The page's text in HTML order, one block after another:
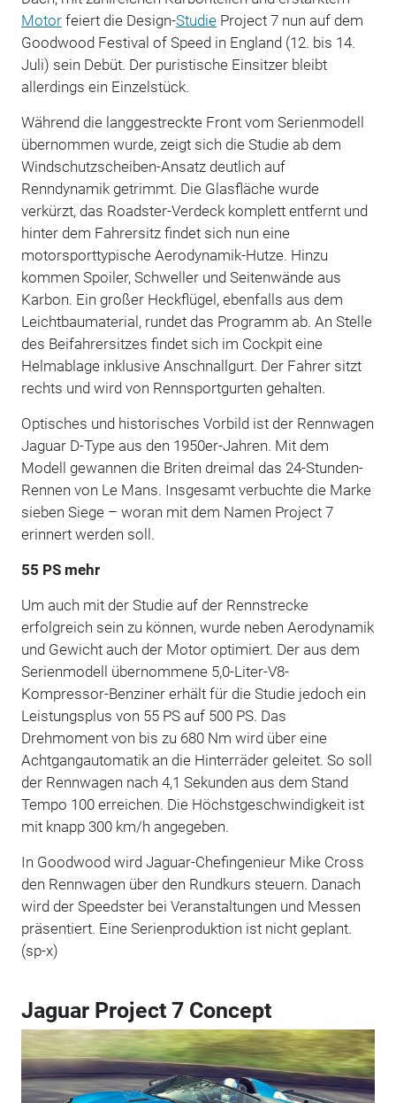
Motorfeiert die Design-StudieProject 7 nun auf dem
Goodwood Festival of Speed in England (12. bis 14.
Juli) sein Debüt. Der puristische Einsitzer bleibt
allerdings ein Einzelstück.
Während die langgestreckte Front vom Serienmodell
übernommen wurde, zeigt sich die Studie ab dem
Windschutzscheiben-Ansatz deutlich auf
Renndynamik getrimmt. Die Glasfläche wurde
verkürzt, das Roadster-Verdeck komplett entfernt und
hinter dem Fahrersitz findet sich nun eine
motorsporttypische Aerodynamik-Hutze. Hinzu
kommen Spoiler, Schweller und Seitenwände aus
Karbon. Ein großer Heckflügel, ebenfalls aus dem
Leichtbaumaterial, rundet das Programm ab. An Stelle
des Beifahrersitzes findet sich im Cockpit eine
Helmablage inklusive Anschnallgurt. Der Fahrer sitzt
rechts und wird von Rennsportgurten gehalten.
Optisches und historisches Vorbild ist der Rennwagen
Jaguar D-Type aus den 1950er-Jahren. Mit dem
Modell gewannen die Briten dreimal das 24-Stunden-
Rennen von Le Mans. Insgesamt verbuchte die Marke
sieben Siege – woran mit dem Namen Project 7
erinnert werden soll.
55 PS mehr
Um auch mit der Studie auf der Rennstrecke
erfolgreich sein zu können, wurde neben Aerodynamik
und Gewicht auch der Motor optimiert. Der aus dem
Serienmodell übernommene 5,0-Liter-V8-
Kompressor-Benziner erhält für die Studie jedoch ein
Leistungsplus von 55 PS auf 500 PS. Das
Drehmoment von bis zu 680 Nm wird über eine
Achtgangautomatik an die Hinterräder geleitet. So soll
der Rennwagen nach 4,1 Sekunden aus dem Stand
Tempo 100 erreichen. Die Höchstgeschwindigkeit ist
mit knapp 300 km/h angegeben.
In Goodwood wird Jaguar-Chefingenieur Mike Cross
den Rennwagen über den Rundkurs steuern. Danach
wird der Speedster bei Veranstaltungen und Messen
präsentiert. Eine Serienproduktion ist nicht geplant.
(sp-x)
Jaguar Project 7 Concept